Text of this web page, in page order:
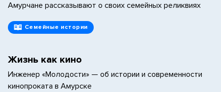
Амурчане рассказывают о своих семейных реликвиях
Семейные истории
Жизнь как кино
Инженер «Молодости» — об истории и современности
кинопроката в Амурске